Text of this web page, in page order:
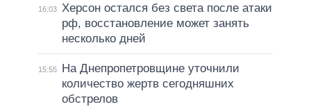
16:03
Херсон остался без света после атаки
рф, восстановление может занять
несколько дней
15:55
На Днепропетровщине уточнили
количество жертв сегодняшних
обстрелов